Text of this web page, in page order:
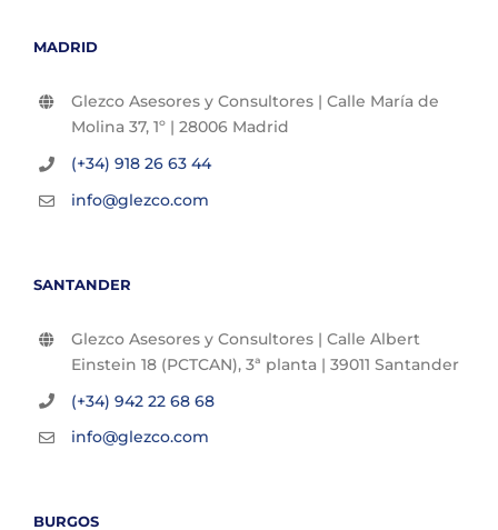
MADRID
Glezco Asesores y Consultores | Calle María de
Molina 37, 1º | 28006 Madrid
(+34) 918 26 63 44
info@glezco.com
SANTANDER
Glezco Asesores y Consultores | Calle Albert
Einstein 18 (PCTCAN), 3ª planta | 39011 Santander
(+34) 942 22 68 68
info@glezco.com
BURGOS